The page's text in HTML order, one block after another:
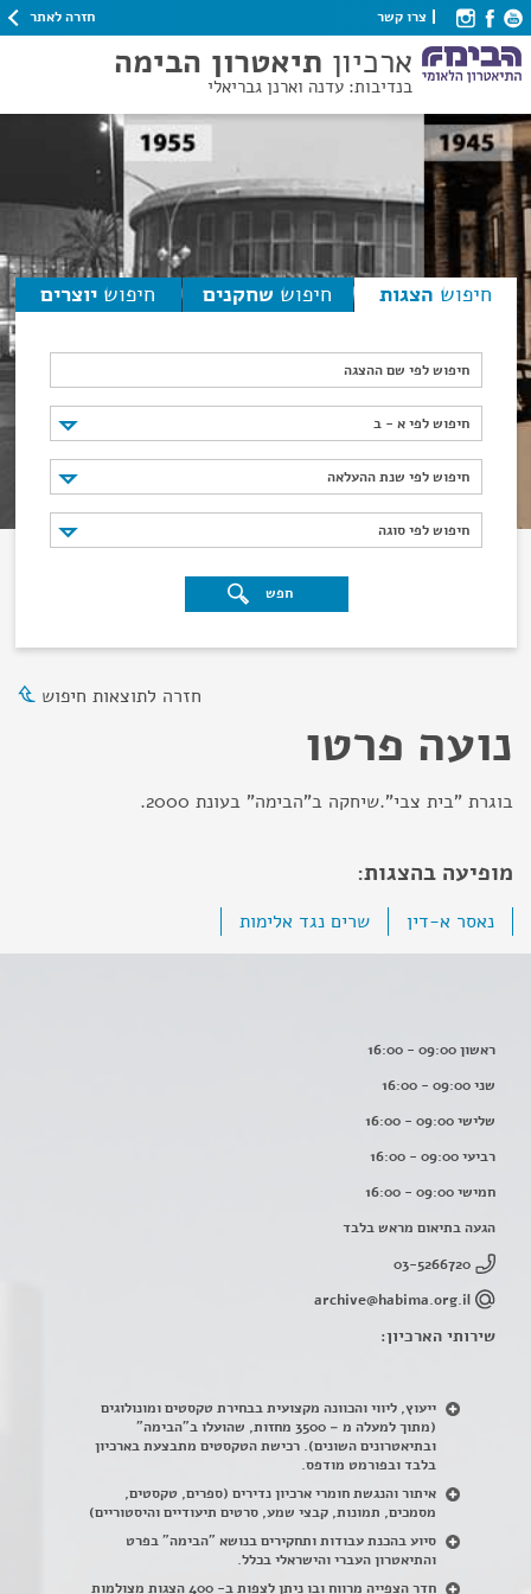
צרו קשר חזרה לאתר
ארכיון תיאטרון הבימה
בנדיבות: עדנה וארנן גבריאלי
חיפוש הצגות חיפוש שחקנים חיפוש יוצרים
חיפוש לפי שם ההצגה
חיפוש לפי א - ב
חיפוש לפי א - ב
חיפוש לפי שנת ההעלאה
חיפוש לפי שנת ההעלאה
חיפוש לפי סוגה
חיפוש לפי סוגה
חפש
חזרה לתוצאות חיפוש
נועה פרטו
בוגרת "בית צבי".שיחקה ב"הבימה" בעונת 2000.
מופיעה בהצגות:
נאסר א-דין שרים נגד אלימות
ראשון 09:00 - 16:00
שני 09:00 - 16:00
שלישי 09:00 - 16:00
רביעי 09:00 - 16:00
חמישי 09:00 - 16:00
הגעה בתיאום מראש בלבד
03-5266720
archive@habima.org.il
שירותי הארכיון:
ייעוץ, ליווי והכוונה מקצועית בבחירת טקסטים ומונולוגים
(מתוך למעלה מ – 3500 מחזות, שהועלו ב"הבימה"
ובתיאטרונים השונים). רכישת הטקסטים מתבצעת בארכיון
בלבד ובפורמט מודפס.
איתור והנגשת חומרי ארכיון נדירים (ספרים, טקסטים,
מסמכים, תמונות, קבצי שמע, סרטים תיעודיים והיסטוריים)
סיוע בהכנת עבודות ותחקירים בנושא "הבימה" בפרט
והתיאטרון העברי והישראלי בכלל.
חדר הצפייה מרווח ובו ניתן לצפות ב- 400 הצגות מצולמות